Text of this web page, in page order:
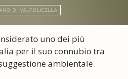
DI VALPOLICELLA
uno dei più
per il suo connubio tra
ambientale.